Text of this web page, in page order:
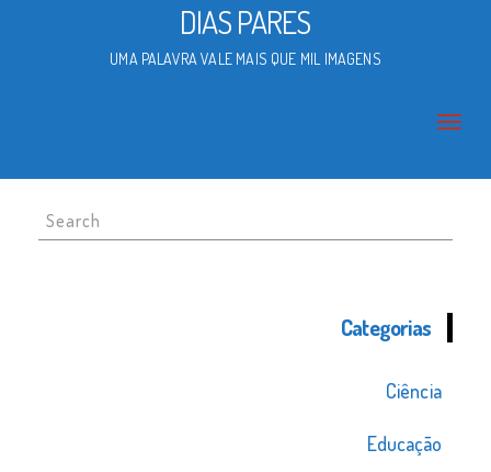
DIAS PARES
UMA PALAVRA VALE MAIS QUE MIL IMAGENS
Search
for:
Categorias
Ciência
Educação